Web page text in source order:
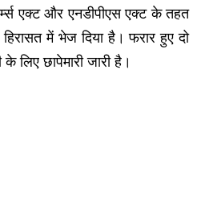
एक्ट और एनडीपीएस एक्ट के तहत
में भेज दिया है। फरार हुए दो
लिए छापेमारी जारी है।